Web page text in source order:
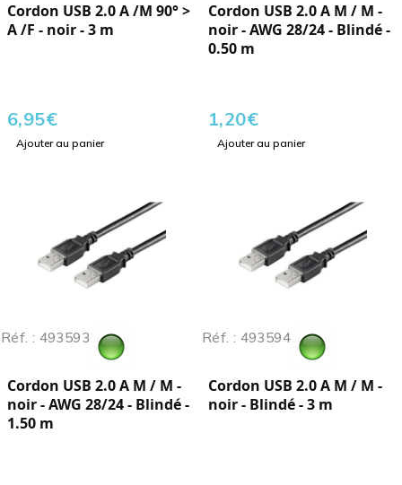
Cordon USB 2.0 A /M 90° >
A /F - noir - 3 m
6,95€
Ajouter au panier
Cordon USB 2.0 A M / M -
noir - AWG 28/24 - Blindé -
0.50 m
1,20€
Ajouter au panier
Réf. : 493593
Cordon USB 2.0 A M / M -
noir - AWG 28/24 - Blindé -
1.50 m
Réf. : 493594
Cordon USB 2.0 A M / M -
noir - Blindé - 3 m